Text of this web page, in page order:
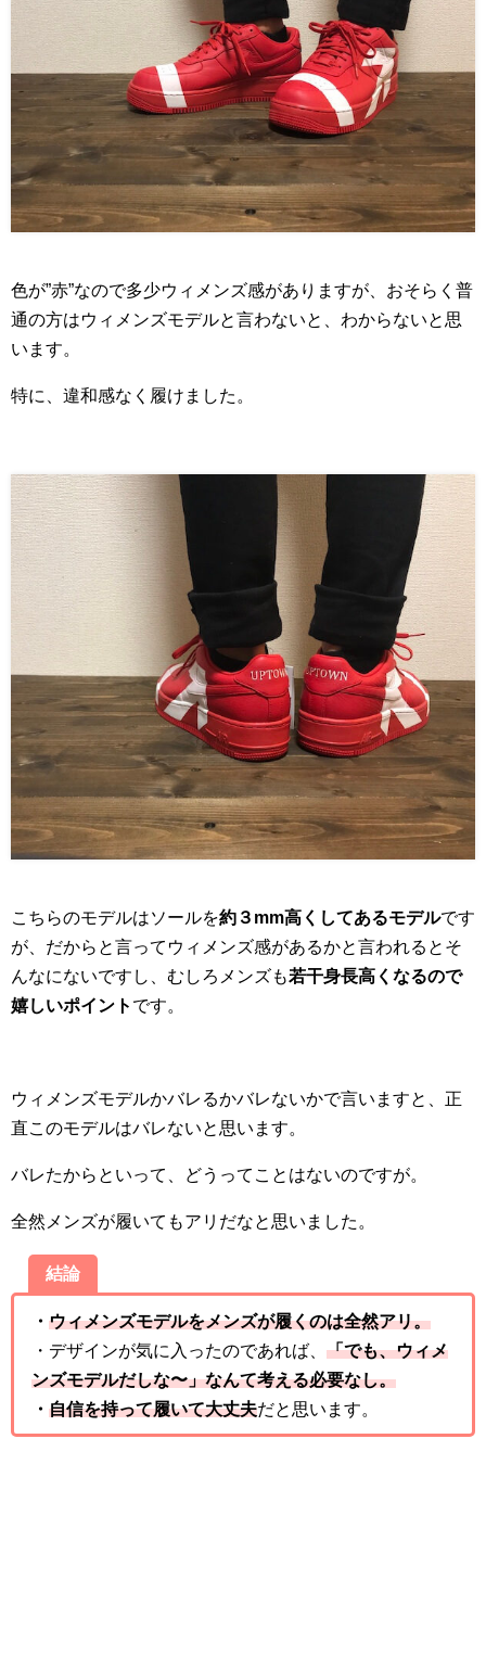
色が”赤”なので多少ウィメンズ感がありますが、おそらく普
通の方はウィメンズモデルと言わないと、わからないと思
います。
特に、違和感なく履けました。
こちらのモデルはソールを約３mm高くしてあるモデルです
が、だからと言ってウィメンズ感があるかと言われるとそ
んなにないですし、むしろメンズも若干身長高くなるので
嬉しいポイント です。
ウィメンズモデルかバレるかバレないかで言いますと、正
直このモデルはバレないと思います。
バレたからといって、どうってことはないのですが。
全然メンズが履いてもアリだなと思いました。
結論
・ ウィメンズモデルをメンズが履くのは全然アリ。
・デザインが気に入ったのであれば、 「でも、ウィメ
ンズモデルだしな〜」なんて考える必要なし。
・ 自信を持って履いて大丈夫だと思います。